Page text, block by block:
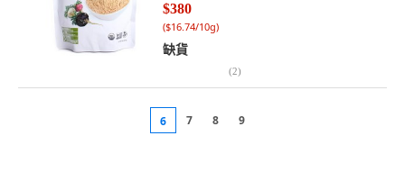
$380
($16.74/10g)
缺貨
(2)
6 7 8 9